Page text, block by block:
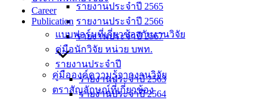
Career
Publication
แบบฟอร์มที่เกี่ยวข้องกับงานวิจัย
คู่มือนักวิจัย หน่วย บพท.
รายงานประจำปี
รายงานประจำปี 2563
รายงานประจำปี 2564
รายงานประจำปี 2565
รายงานประจำปี 2566
รายงานประจำปี 2567
คู่มือองค์ความรู้จากงานวิจัย
ตราสัญลักษณ์ที่เกี่ยวข้อง